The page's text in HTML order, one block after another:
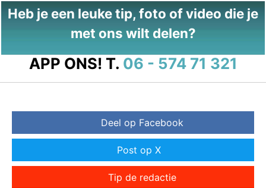
Heb je een leuke tip, foto of video die je
met ons wilt delen?
APP ONS! T. 06 - 574 71 321
Deel op Facebook
Post op X
Tip de redactie